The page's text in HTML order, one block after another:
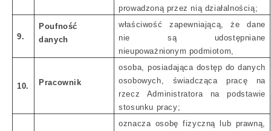
prowadzoną przez nią działalnością;
9.
Poufność
danych
właściwość zapewniającą, że dane
nie są udostępniane
nieupoważnionym podmiotom,
10. Pracownik
osoba, posiadająca dostęp do danych
osobowych, świadcząca pracę na
rzecz Administratora na podstawie
stosunku pracy;
oznacza osobę fizyczną lub prawną,